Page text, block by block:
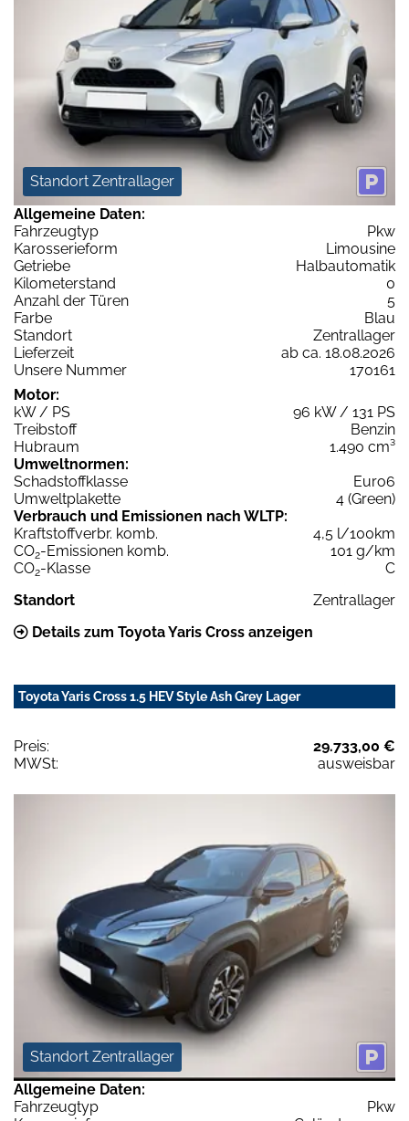
Standort Zentrallager
Allgemeine Daten:
Fahrzeugtyp
Pkw
Karosserieform
Limousine
Getriebe
Halbautomatik
Kilometerstand
0
Anzahl der Türen
5
Farbe
Blau
Standort
Zentrallager
Lieferzeit
ab ca. 18.08.2026
Unsere Nummer
170161
Motor:
kW / PS
96 kW / 131 PS
Treibstoff
Benzin
Hubraum
1.490 cm³
Umweltnormen:
Schadstoffklasse
Euro6
Umweltplakette
4 (Green)
Verbrauch und Emissionen nach WLTP:
Kraftstoffverbr. komb.
4,5 l/100km
CO2-Emissionen komb.
101 g/km
CO2-Klasse
C
Standort
Zentrallager
Details zum Toyota Yaris Cross anzeigen
Toyota Yaris Cross 1.5 HEV Style Ash Grey Lager
Preis:
29.733,00 €
MWSt:
ausweisbar
Standort Zentrallager
Allgemeine Daten:
Fahrzeugtyp
Pkw